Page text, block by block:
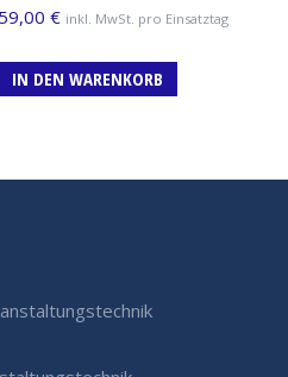
59,00 € inkl. MwSt. pro Einsatztag
IN DEN WARENKORB